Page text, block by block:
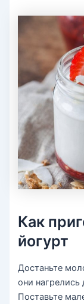
Как
йогурт
Достаньте
они
Поставьте